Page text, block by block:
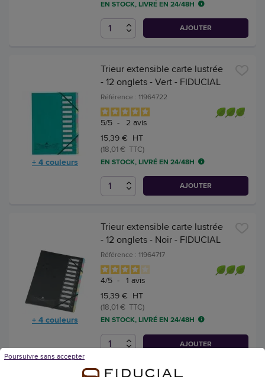
EN STOCK, LIVRÉ EN 24/48H
AJOUTER
+ 4 couleurs
Trieur extensible carte lustrée
- 12 onglets - Vert - FIDUCIAL
Référence : 11964722
5/5 - 2 avis
15,39 € HT
(18,01 € TTC)
EN STOCK, LIVRÉ EN 24/48H
AJOUTER
+ 4 couleurs
Trieur extensible carte lustrée
- 12 onglets - Noir - FIDUCIAL
Référence : 11964717
4/5 - 1 avis
15,39 € HT
(18,01 € TTC)
EN STOCK, LIVRÉ EN 24/48H
AJOUTER
Poursuivre sans accepter